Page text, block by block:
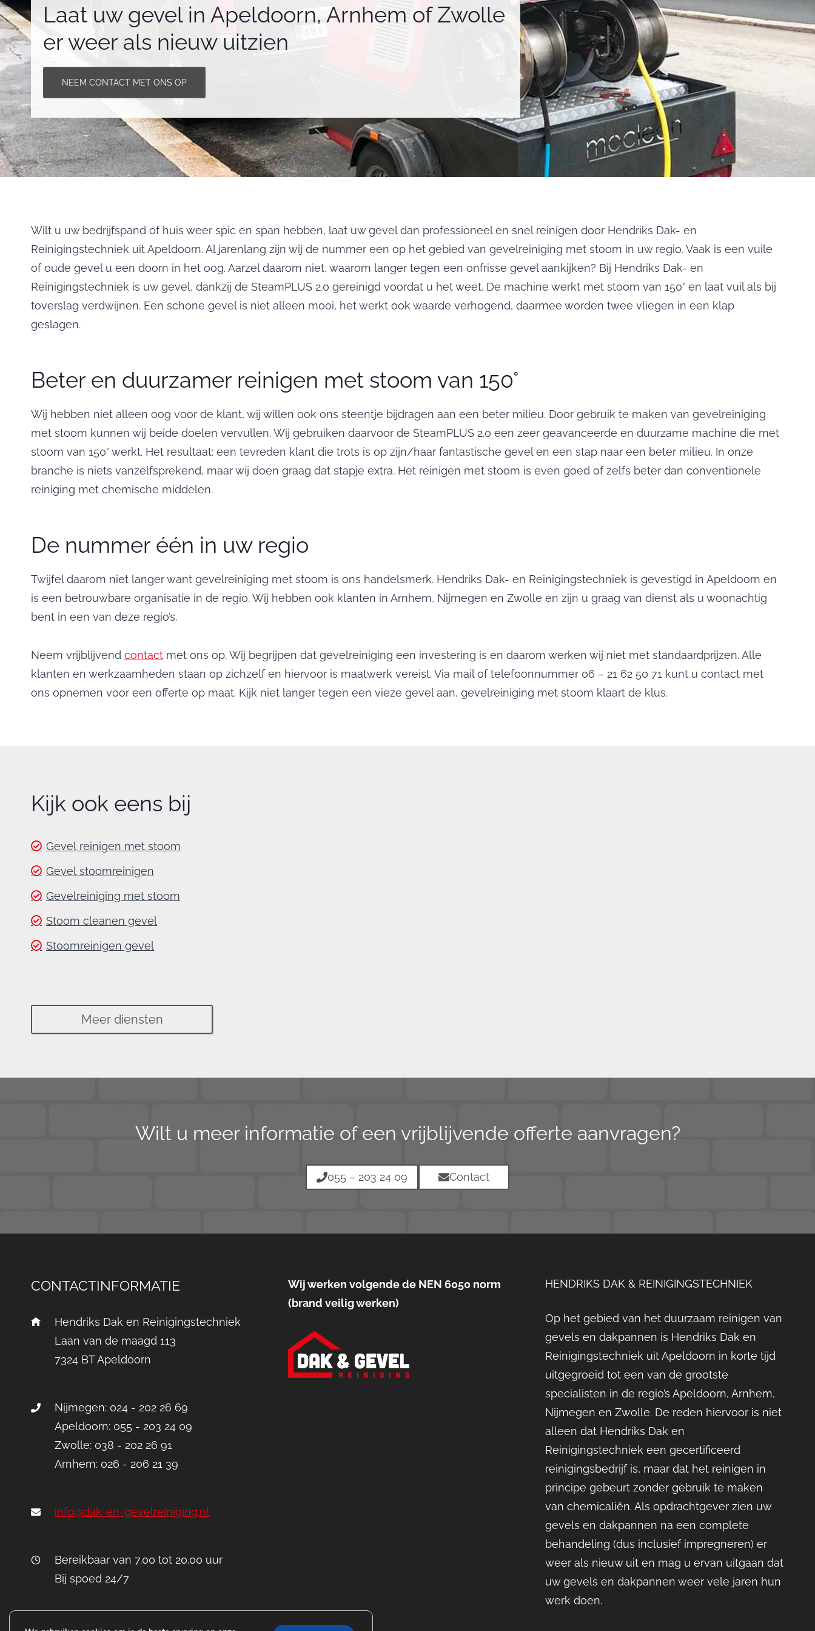
Laat uw gevel in Apeldoorn, Arnhem of Zwolle
er weer als nieuw uitzien
NEEM CONTACT MET ONS OP
Wilt u uw bedrijfspand of huis weer spic en span hebben, laat uw gevel dan professioneel en snel reinigen door Hendriks Dak- en
Reinigingstechniek uit Apeldoorn. Al jarenlang zijn wij de nummer een op het gebied van gevelreiniging met stoom in uw regio. Vaak is een vuile
of oude gevel u een doorn in het oog. Aarzel daarom niet, waarom langer tegen een onfrisse gevel aankijken? Bij Hendriks Dak- en
Reinigingstechniek is uw gevel, dankzij de SteamPLUS 2.0 gereinigd voordat u het weet. De machine werkt met stoom van 150° en laat vuil als bij
toverslag verdwijnen. Een schone gevel is niet alleen mooi, het werkt ook waarde verhogend, daarmee worden twee vliegen in een klap
geslagen.
Beter en duurzamer reinigen met stoom van 150°
Wij hebben niet alleen oog voor de klant, wij willen ook ons steentje bijdragen aan een beter milieu. Door gebruik te maken van gevelreiniging
met stoom kunnen wij beide doelen vervullen. Wij gebruiken daarvoor de SteamPLUS 2.0 een zeer geavanceerde en duurzame machine die met
stoom van 150° werkt. Het resultaat: een tevreden klant die trots is op zijn/haar fantastische gevel en een stap naar een beter milieu. In onze
branche is niets vanzelfsprekend, maar wij doen graag dat stapje extra. Het reinigen met stoom is even goed of zelfs beter dan conventionele
reiniging met chemische middelen.
De nummer één in uw regio
Twijfel daarom niet langer want gevelreiniging met stoom is ons handelsmerk. Hendriks Dak- en Reinigingstechniek is gevestigd in Apeldoorn en
is een betrouwbare organisatie in de regio. Wij hebben ook klanten in Arnhem, Nijmegen en Zwolle en zijn u graag van dienst als u woonachtig
bent in een van deze regio’s.
Neem vrijblijvend contact met ons op. Wij begrijpen dat gevelreiniging een investering is en daarom werken wij niet met standaardprijzen. Alle
klanten en werkzaamheden staan op zichzelf en hiervoor is maatwerk vereist. Via mail of telefoonnummer 06 – 21 62 50 71 kunt u contact met
ons opnemen voor een offerte op maat. Kijk niet langer tegen een vieze gevel aan, gevelreiniging met stoom klaart de klus.
Kijk ook eens bij
Gevel reinigen met stoom
Gevel stoomreinigen
Gevelreiniging met stoom
Stoom cleanen gevel
Stoomreinigen gevel
Meer diensten
Wilt u meer informatie of een vrijblijvende offerte aanvragen?
055 – 203 24 09 Contact
CONTACTINFORMATIE
Hendriks Dak en Reinigingstechniek
Laan van de maagd 113
7324 BT Apeldoorn
Nijmegen: 024 - 202 26 69
Apeldoorn: 055 - 203 24 09
Zwolle: 038 - 202 26 91
Arnhem: 026 - 206 21 39
info@dak-en-gevelreiniging.nl
Bereikbaar van 7.00 tot 20.00 uur
Bij spoed 24/7
Wij werken volgende de NEN 6050 norm
(brand veilig werken)
HENDRIKS DAK & REINIGINGSTECHNIEK
Op het gebied van het duurzaam reinigen van
gevels en dakpannen is Hendriks Dak en
Reinigingstechniek uit Apeldoorn in korte tijd
uitgegroeid tot een van de grootste
specialisten in de regio’s Apeldoorn, Arnhem,
Nijmegen en Zwolle. De reden hiervoor is niet
alleen dat Hendriks Dak en
Reinigingstechniek een gecertificeerd
reinigingsbedrijf is, maar dat het reinigen in
principe gebeurt zonder gebruik te maken
van chemicaliën. Als opdrachtgever zien uw
gevels en dakpannen na een complete
behandeling (dus inclusief impregneren) er
weer als nieuw uit en mag u ervan uitgaan dat
uw gevels en dakpannen weer vele jaren hun
werk doen.